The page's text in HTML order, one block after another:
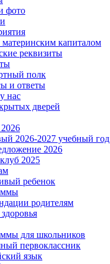
фото
капиталом
реквизиты
полк
и ответы
нас
дверей
2026-2027 учебный год
2026
2025
ребенок
родителям
для школьников
первоклассник
язык